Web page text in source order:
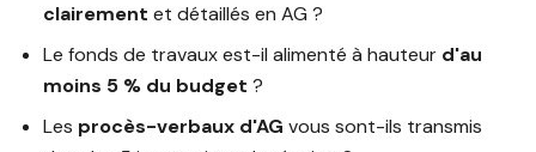
clairement et détaillés en AG ?
Le fonds de travaux est-il alimenté à hauteur d'au
moins 5 % du budget ?
Les procès-verbaux d'AG vous sont-ils transmis